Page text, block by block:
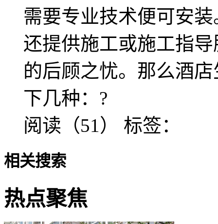
需要专业技术便可安
还提供施工或施工指
的后顾之忧。那么酒
下几种：?
阅读（51） 标签：
相关搜索
热点聚焦